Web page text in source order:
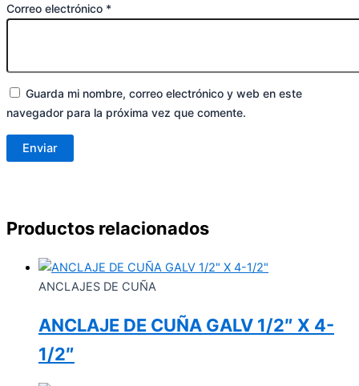
Correo electrónico *
Guarda mi nombre, correo electrónico y web en este
navegador para la próxima vez que comente.
Productos relacionados
ANCLAJES DE CUÑA
ANCLAJE DE CUÑA GALV 1/2″ X 4-
1/2″